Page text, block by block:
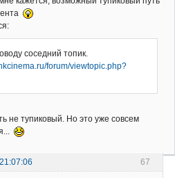
соседний топик.
forum/viewtopic.php?
не тупиковый. Но это уже совсем
67